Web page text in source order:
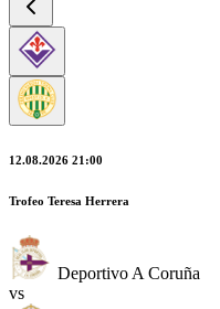
12.08.2026 21:00
Trofeo Teresa Herrera
Deportivo A Coruña
vs